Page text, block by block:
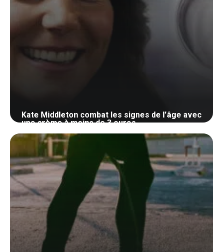
Kate Middleton combat les signes de l’âge avec
une crème à moins de 3 euros
28 mai 2024